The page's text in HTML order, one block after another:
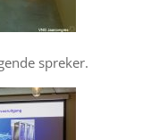
spreker.